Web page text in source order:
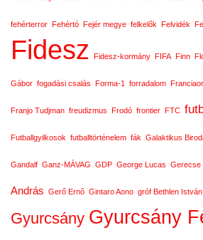
fehérterror Fehértó Fejér megye felkelők Felvidék
Fidesz Fidesz-kormány FIFA Finn
Gábor fogadási csalás Forma-1 forradalom
Franjo Tudjman freudizmus Frodó frontier FTC
Futballgyilkosok futballtörténelem fák Galaktikus
Gandalf Ganz-MÁVAG GDP George Lucas Gerecse
András Gerő Ernő Gintaro Aono gróf Bethlen István
Gyurcsány Gyurcsány